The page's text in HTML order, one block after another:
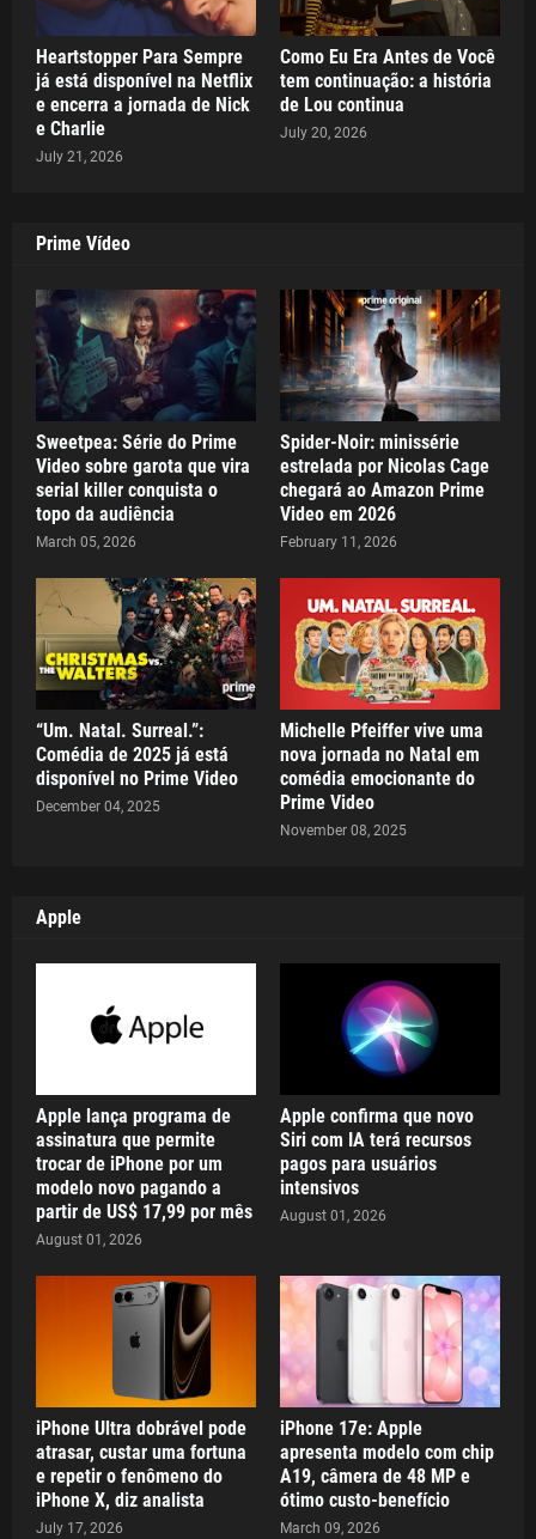
Heartstopper Para Sempre
já está disponível na Netflix
e encerra a jornada de Nick
e Charlie
July 21, 2026
Como Eu Era Antes de Você
tem continuação: a história
de Lou continua
July 20, 2026
Prime Vídeo
Sweetpea: Série do Prime
Video sobre garota que vira
serial killer conquista o
topo da audiência
March 05, 2026
Spider-Noir: minissérie
estrelada por Nicolas Cage
chegará ao Amazon Prime
Video em 2026
February 11, 2026
“Um. Natal. Surreal.”:
Comédia de 2025 já está
disponível no Prime Video
December 04, 2025
Michelle Pfeiffer vive uma
nova jornada no Natal em
comédia emocionante do
Prime Video
November 08, 2025
Apple
Apple lança programa de
assinatura que permite
trocar de iPhone por um
modelo novo pagando a
partir de US$ 17,99 por mês
August 01, 2026
Apple confirma que novo
Siri com IA terá recursos
pagos para usuários
intensivos
August 01, 2026
iPhone Ultra dobrável pode
atrasar, custar uma fortuna
e repetir o fenômeno do
iPhone X, diz analista
July 17, 2026
iPhone 17e: Apple
apresenta modelo com chip
A19, câmera de 48 MP e
ótimo custo-benefício
March 09, 2026